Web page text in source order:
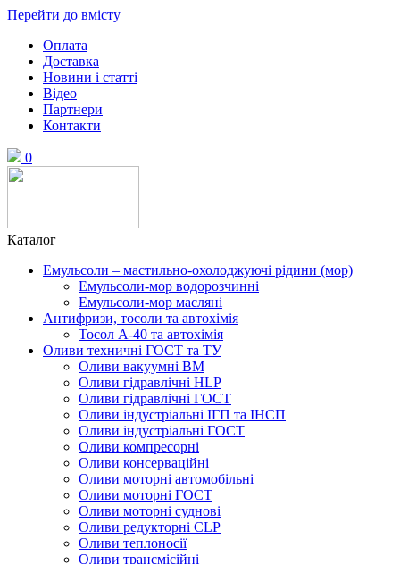
Перейти до вмісту
Оплата
Доставка
Новини і статті
Відео
Партнери
Контакти
0
Каталог
Емульсоли – мастильно-охолоджуючі рідини (мор)
Емульсоли-мор водорозчинні
Емульсоли-мор масляні
Антифризи, тосоли та автохімія
Тосол А-40 та автохімія
Оливи техничні ГОСТ та ТУ
Оливи вакуумні ВМ
Оливи гідравлічні HLP
Оливи гідравлічні ГОСТ
Оливи індустріальні ІГП та ІНСП
Оливи індустріальні ГОСТ
Оливи компресорні
Оливи консерваційні
Оливи моторні автомобільні
Оливи моторні ГОСТ
Оливи моторні суднові
Оливи редукторні CLP
Оливи теплоносії
Оливи трансмісійні